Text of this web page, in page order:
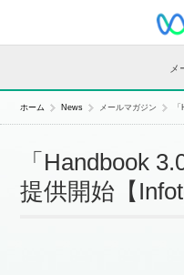
メ
ホーム News メールマガジン
「Handbook
提供開始【